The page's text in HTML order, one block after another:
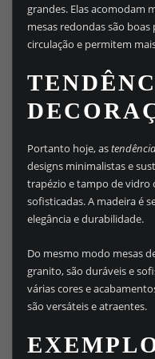
grandes. Elas acomodam
mesas redondas são boas
circulação e permitem
Portanto hoje, as
designs minimalistas e
trapézio e tampo de vidro
sofisticadas. A madeira é
elegância e durabilidade.
Do mesmo modo mesas
granito, são duráveis e
várias cores e
são versáteis e atraentes.